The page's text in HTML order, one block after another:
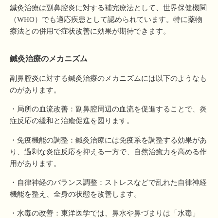
鍼灸治療は副鼻腔炎に対する補完療法として、世界保健機関
（WHO）でも適応疾患として認められています。特に薬物
療法との併用で症状改善に効果が期待できます。
鍼灸治療のメカニズム
副鼻腔炎に対する鍼灸治療のメカニズムには以下のようなも
のがあります。
・局所の血流改善：副鼻腔周辺の血流を促進することで、炎
症反応の緩和と治癒促進を図ります。
・免疫機能の調整：鍼灸治療には免疫系を調整する効果があ
り、過剰な炎症反応を抑える一方で、自然治癒力を高める作
用があります。
・自律神経のバランス調整：ストレスなどで乱れた自律神経
機能を整え、全身の状態を改善します。
・水毒の改善：東洋医学では、鼻水や鼻づまりは「水毒」